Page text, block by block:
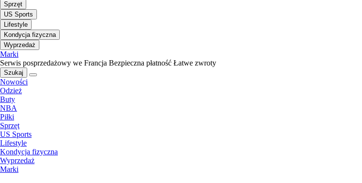
Sprzęt
US Sports
Lifestyle
Kondycja fizyczna
Wyprzedaż
Marki
Serwis posprzedażowy we Francja Bezpieczna płatność Łatwe zwroty
Szukaj
Nowości
Odzież
Buty
NBA
Piłki
Sprzęt
US Sports
Lifestyle
Kondycja fizyczna
Wyprzedaż
Marki